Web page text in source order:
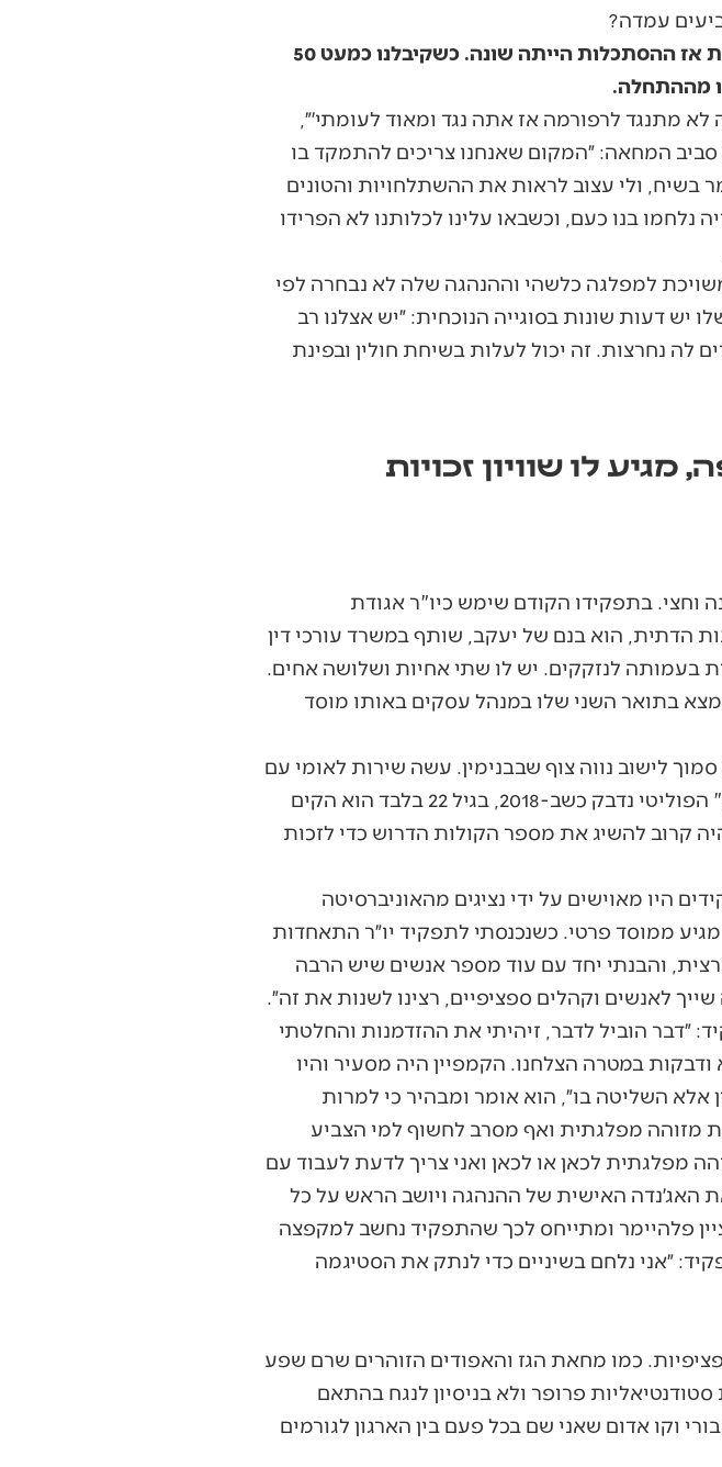
עמדה?
״אם הסקר היה מראה תמיכה של 95 אחוזים באחת העמדות אז ההסתכלות הייתה שונה. כשקיבלנו כמעט 50
מההתחלה.
מתנגד לרפורמה אז אתה נגד ומאוד לעומתי׳״,
המחאה: ״המקום שאנחנו צריכים להתמקד בו
בשיח, ולי עצוב לראות את ההשתלחויות והטונים
בנו כעם, וכשבאו עלינו לכלותנו לא הפרידו
למפלגה כלשהי וההנהגה שלה לא נבחרה לפי
יש דעות שונות בסוגייה הנוכחית: ״יש אצלנו רב
נחרצות. זה יכול לעלות בשיחת חולין ובפינת
לו שוויון זכויות
כמעט שנה וחצי. בתפקידו הקודם שימש כיו"ר אגודת
הדתית, הוא בנם של יעקב, שותף במשרד עורכי דין
בעמותה לנזקקים. יש לו שתי אחיות ושלושה אחים.
בתואר השני שלו במנהל עסקים באותו מוסד
לישוב נווה צוף שבבנימין. עשה שירות לאומי עם
נוער בסיכון בנתיבות ובשכונת עמישב בפתח תקווה. ב"ג'וק" הפוליטי נדבק כשב-2018, בגיל 22 בלבד הוא הקים
קרוב להשיג את מספר הקולות הדרוש כדי לזכות
היו מאוישים על ידי נציגים מהאוניברסיטה
ממוסד פרטי. כשנכנסתי לתפקיד יו״ר התאחדות
והבנתי יחד עם עוד מספר אנשים שיש הרבה
לאנשים וקהלים ספציפיים, רצינו לשנות את זה״.
הוביל לדבר, זיהיתי את ההזדמנות והחלטתי
במטרה הצלחנו. הקמפיין היה מסעיר והיו
השליטה בו״, הוא אומר ומבהיר כי למרות
מזוהה מפלגתית ואף מסרב לחשוף למי הצביע
מפלגתית לכאן או לכאן ואני צריך לדעת לעבוד עם
האג׳נדה האישית של ההנהגה ויושב הראש על כל
פלהיימר ומתייחס לכך שהתפקיד נחשב למקפצה
״אני נלחם בשיניים כדי לנתק את הסטיגמה
כמו מחאת הגז והאפודים הזוהרים שרם שפע
פרופר ולא בניסיון לנגח בהתאם
וקו אדום שאני שם בכל פעם בין הארגון לגורמים